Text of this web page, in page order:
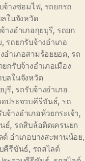
จ้างซ่อมไฟ, รถยกรถ
ในจังหวัด
างอำเภอกุยบุรี, รถยก
, รถยกรับจ้างอำเภอ
อำเภอสามร้อยยอด, รถ
ยกรับจ้างอำเภอเมือง
ลในจังหวัด
บุรี, รถรับจ้างอำเภอ
อประจวบคีรีขันธ์, รถ
บจ้างอำเภอห้วยกระเจ้า,
ธ์, รถสิบล้อติดเครนยก
ด์ อำเภอบางสะพานน้อย,
คีรีขันธ์, รถสไลด์